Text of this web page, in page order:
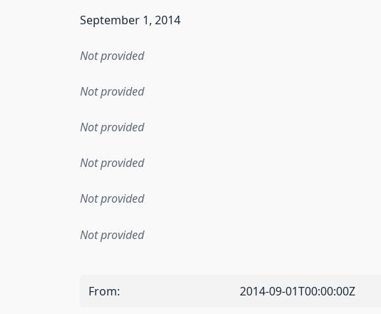
September 1, 2014
Not provided
Not provided
Not provided
Not provided
Not provided
Not provided
From: 2014-09-01T00:00:00Z